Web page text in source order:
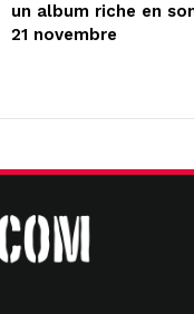
un album riche en
21 novembre